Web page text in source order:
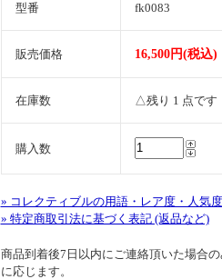
型番 fk0083
販売価格 16,500円(税込)
在庫数 △残り 1 点です
購入数
» コレクティブルの用語・レア度・人気
» 特定商取引法に基づく表記 (返品など)
商品到着後7日以内にご連絡頂いた場合
に応じます。